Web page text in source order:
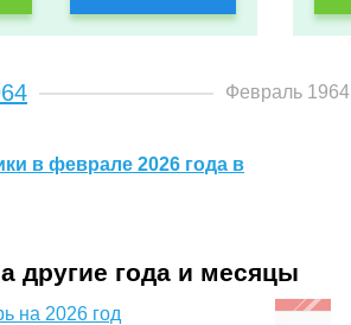
Февраль 1964
в феврале 2026 года в
другие года и месяцы
на 2026 год